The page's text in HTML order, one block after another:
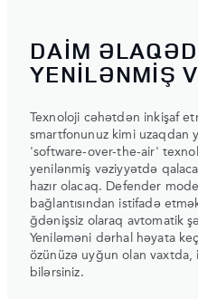
DAİM
YENİLƏNMİŞ
Texnoloji cəhətdən inkişaf
smartfonunuz kimi uzaqdan
'software-over-the-air'
yenilənmiş vəziyyətdə
hazır olacaq. Defender
bağlantısından istifadə
ğdənişsiz olaraq avtomatik
Yeniləməni dərhal həyata
özünüzə uyğun olan vaxtda,
bilərsiniz.